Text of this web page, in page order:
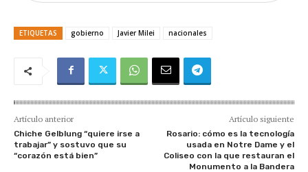
ETIQUETAS gobierno Javier Milei nacionales
Artículo anterior
Chiche Gelblung “quiere irse a
trabajar” y sostuvo que su
“corazón está bien”
Artículo siguiente
Rosario: cómo es la tecnología
usada en Notre Dame y el
Coliseo con la que restauran el
Monumento a la Bandera